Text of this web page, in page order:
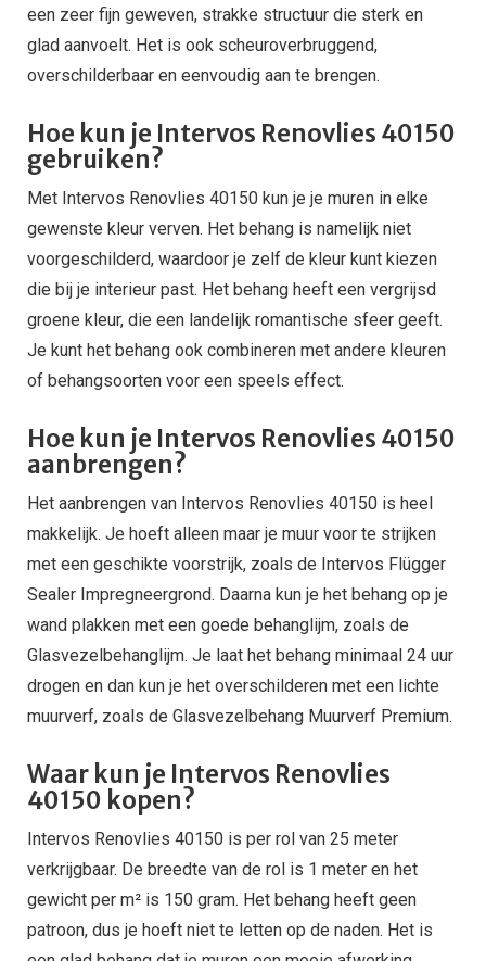
een zeer fijn geweven, strakke structuur die sterk en
glad aanvoelt. Het is ook scheuroverbruggend,
overschilderbaar en eenvoudig aan te brengen.
Hoe kun je Intervos Renovlies 40150
gebruiken?
Met Intervos Renovlies 40150 kun je je muren in elke
gewenste kleur verven. Het behang is namelijk niet
voorgeschilderd, waardoor je zelf de kleur kunt kiezen
die bij je interieur past. Het behang heeft een vergrijsd
groene kleur, die een landelijk romantische sfeer geeft.
Je kunt het behang ook combineren met andere kleuren
of behangsoorten voor een speels effect.
Hoe kun je Intervos Renovlies 40150
aanbrengen?
Het aanbrengen van Intervos Renovlies 40150 is heel
makkelijk. Je hoeft alleen maar je muur voor te strijken
met een geschikte voorstrijk, zoals de Intervos Flügger
Sealer Impregneergrond. Daarna kun je het behang op je
wand plakken met een goede behanglijm, zoals de
Glasvezelbehanglijm. Je laat het behang minimaal 24 uur
drogen en dan kun je het overschilderen met een lichte
muurverf, zoals de Glasvezelbehang Muurverf Premium.
Waar kun je Intervos Renovlies
40150 kopen?
Intervos Renovlies 40150 is per rol van 25 meter
verkrijgbaar. De breedte van de rol is 1 meter en het
gewicht per m² is 150 gram. Het behang heeft geen
patroon, dus je hoeft niet te letten op de naden. Het is